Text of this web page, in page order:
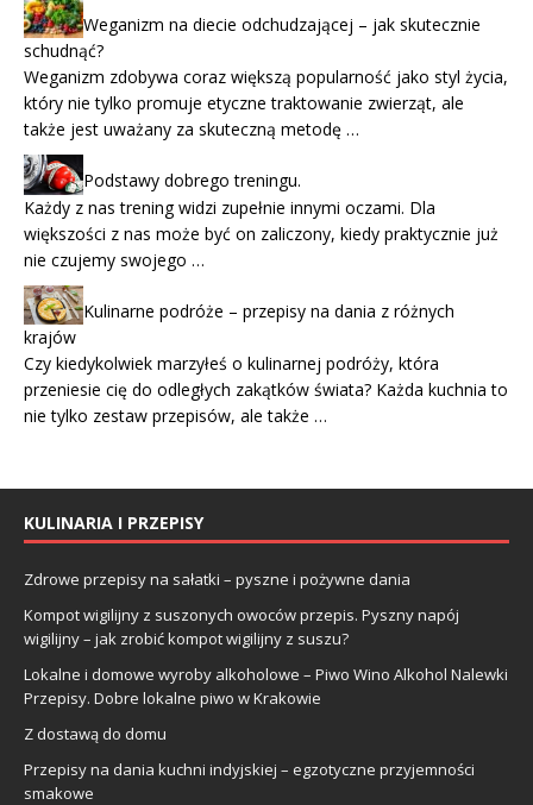
Weganizm na diecie odchudzającej – jak skutecznie
schudnąć?
Weganizm zdobywa coraz większą popularność jako styl życia,
który nie tylko promuje etyczne traktowanie zwierząt, ale
także jest uważany za skuteczną metodę …
Podstawy dobrego treningu.
Każdy z nas trening widzi zupełnie innymi oczami. Dla
większości z nas może być on zaliczony, kiedy praktycznie już
nie czujemy swojego …
Kulinarne podróże – przepisy na dania z różnych
krajów
Czy kiedykolwiek marzyłeś o kulinarnej podróży, która
przeniesie cię do odległych zakątków świata? Każda kuchnia to
nie tylko zestaw przepisów, ale także …
KULINARIA I PRZEPISY
Zdrowe przepisy na sałatki – pyszne i pożywne dania
Kompot wigilijny z suszonych owoców przepis. Pyszny napój
wigilijny – jak zrobić kompot wigilijny z suszu?
Lokalne i domowe wyroby alkoholowe – Piwo Wino Alkohol Nalewki
Przepisy. Dobre lokalne piwo w Krakowie
Z dostawą do domu
Przepisy na dania kuchni indyjskiej – egzotyczne przyjemności
smakowe